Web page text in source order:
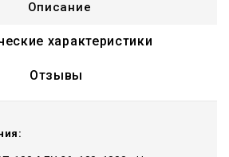
Описание
характеристики
Отзывы